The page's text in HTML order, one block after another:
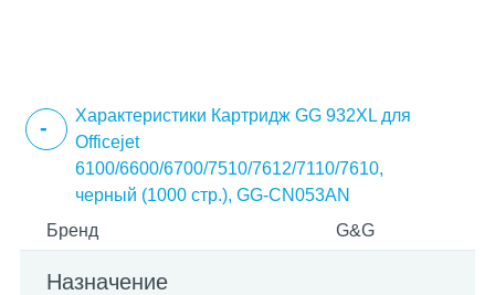
Характеристики Картридж GG 932XL для
Officejet
6100/6600/6700/7510/7612/7110/7610,
черный (1000 стр.), GG-CN053AN
Бренд
G&G
Назначение